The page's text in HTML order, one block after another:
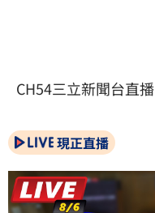
CH54三立新聞台直播
現正直播